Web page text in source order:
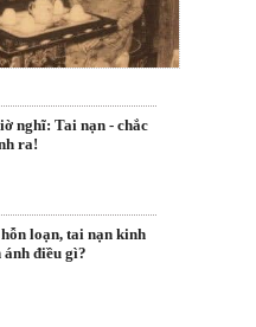
nghĩ: Tai nạn - chắc
ra!
loạn, tai nạn kinh
ánh điều gì?